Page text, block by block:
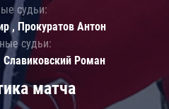
матча
судьи:
, Прокуратов Антон
судьи:
Роман